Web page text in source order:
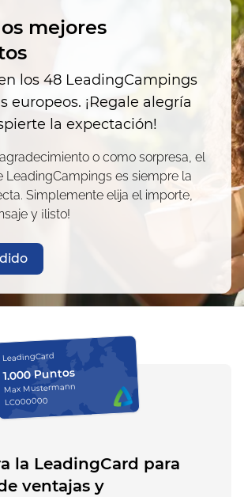
mejores
los 48 LeadingCampings
europeos. ¡Regale alegría
la expectación!
o como sorpresa, el
LeadingCampings es siempre la
Simplemente elija el importe,
y ¡listo!
LeadingCard
1.000 Puntos
Max Mustermann
LC000000
la LeadingCard para
ventajas y